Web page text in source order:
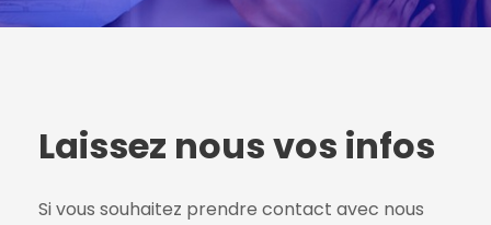
Laissez nous vos infos
Si vous souhaitez prendre contact avec nous